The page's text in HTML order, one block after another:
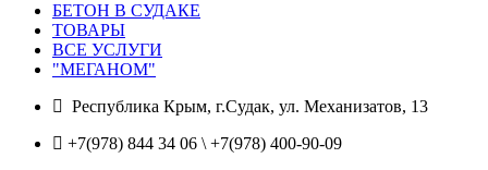
БЕТОН В СУДАКЕ
ТОВАРЫ
ВСЕ УСЛУГИ
"МЕГАНОМ"
Республика Крым, г.Судак, ул. Механизатов, 13
+7(978) 844 34 06 \ +7(978) 400-90-09